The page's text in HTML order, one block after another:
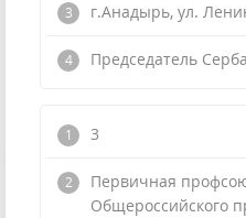
г.Анадырь, ул.
Председатель
3
Первичная
Общероссийского